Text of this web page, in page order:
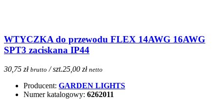
WTYCZKA do przewodu FLEX 14AWG 16AWG
SPT3 zaciskana IP44
30,75 zł brutto / szt.25,00 zł netto
Producent: GARDEN LIGHTS
Numer katalogowy: 6262011